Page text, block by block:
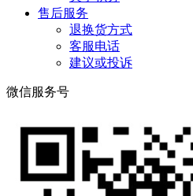
售后服务
退换货方式
客服电话
建议或投诉
微信服务号